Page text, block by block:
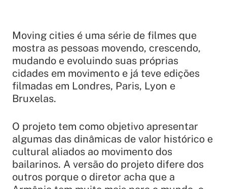
Moving cities é uma série de filmes que
mostra as pessoas movendo, crescendo,
mudando e evoluindo suas próprias
cidades em movimento e já teve edições
filmadas em Londres, Paris, Lyon e
Bruxelas.
O projeto tem como objetivo apresentar
algumas das dinâmicas de valor histórico e
cultural aliados ao movimento dos
bailarinos. A versão do projeto difere dos
outros porque o diretor acha que a